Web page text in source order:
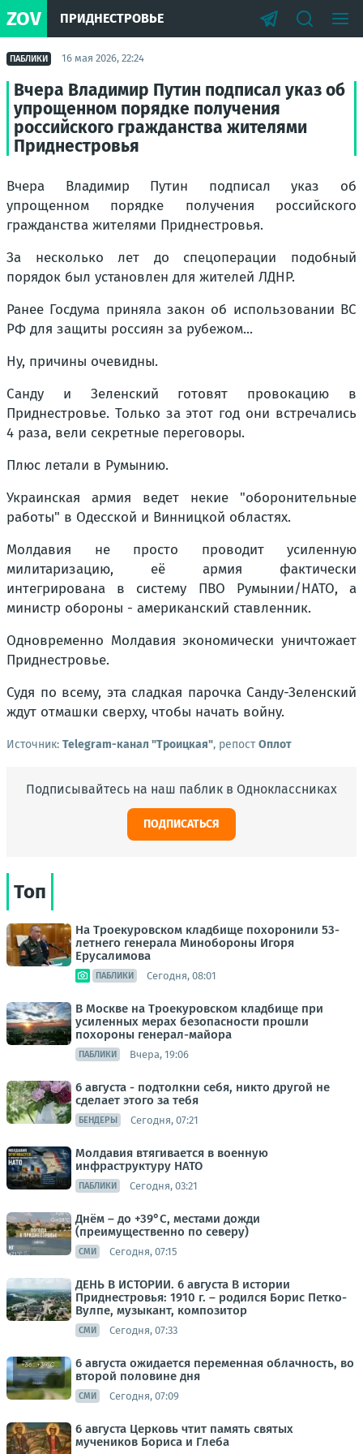
ZOV ПРИДНЕСТРОВЬЕ
ПАБЛИКИ 16 мая 2026, 22:24
Вчера Владимир Путин подписал указ об
упрощенном порядке получения
российского гражданства жителями
Приднестровья
Вчера Владимир Путин подписал указ об
упрощенном порядке получения российского
гражданства жителями Приднестровья.
За несколько лет до спецоперации подобный
порядок был установлен для жителей ЛДНР.
Ранее Госдума приняла закон об использовании ВС
РФ для защиты россиян за рубежом...
Ну, причины очевидны.
Санду и Зеленский готовят провокацию в
Приднестровье. Только за этот год они встречались
4 раза, вели секретные переговоры.
Плюс летали в Румынию.
Украинская армия ведет некие "оборонительные
работы" в Одесской и Винницкой областях.
Молдавия не просто проводит усиленную
милитаризацию, её армия фактически
интегрирована в систему ПВО Румынии/НАТО, а
министр обороны - американский ставленник.
Одновременно Молдавия экономически уничтожает
Приднестровье.
Судя по всему, эта сладкая парочка Санду-Зеленский
ждут отмашки сверху, чтобы начать войну.
Источник: Telegram-канал "Троицкая", репостОплот
Подписывайтесь на наш паблик в Одноклассниках
ПОДПИСАТЬСЯ
Топ
На Троекуровском кладбище похоронили 53-
летнего генерала Минобороны Игоря
Ерусалимова
ПАБЛИКИ Сегодня, 08:01
В Москве на Троекуровском кладбище при
усиленных мерах безопасности прошли
похороны генерал-майора
ПАБЛИКИ Вчера, 19:06
6 августа - подтолкни себя, никто другой не
сделает этого за тебя
БЕНДЕРЫ Сегодня, 07:21
Молдавия втягивается в военную
инфраструктуру НАТО
ПАБЛИКИ Сегодня, 03:21
Днём – до +39°С, местами дожди
(преимущественно по северу)
СМИ Сегодня, 07:15
ДЕНЬ В ИСТОРИИ. 6 августа В истории
Приднестровья: 1910 г. – родился Борис Петко-
Вулпе, музыкант, композитор
СМИ Сегодня, 07:33
6 августа ожидается переменная облачность, во
второй половине дня
СМИ Сегодня, 07:09
6 августа Церковь чтит память святых
мучеников Бориса и Глеба